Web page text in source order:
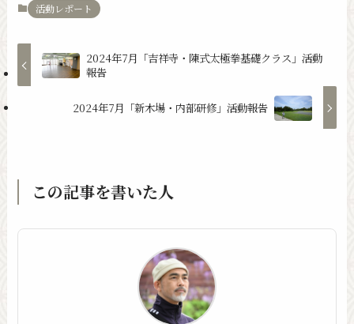
活動レポート
2024年7月「吉祥寺・陳式太極拳基礎クラス」活動
報告
2024年7月「新木場・内部研修」活動報告
この記事を書いた人